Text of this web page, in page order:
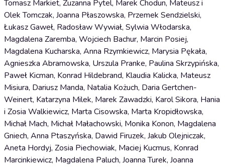
Tomasz Markiet, Zuzanna Pytel, Marek Chodun, Mateusz i
Olek Tomczak, Joanna Płaszowska, Przemek Sendzielski,
Łukasz Gaweł, Radosław Wywiał, Sylwia Włodarska,
Magdalena Zaremba, Wojciech Bachur, Marcin Posiej,
Magdalena Kucharska, Anna Rzymkiewicz, Marysia Pękała,
Agnieszka Abramowska, Urszula Pranke, Paulina Skrzypińska,
Paweł Kicman, Konrad Hildebrand, Klaudia Kalicka, Mateusz
Misiura, Dariusz Manda, Natalia Kożuch, Daria Gertchen-
Weinert, Katarzyna Milek, Marek Zawadzki, Karol Sikora, Hania
i Zosia Walkiewicz, Marta Cisowska, Marta Kropidłowska,
Michał Mach, Michał Małachowski, Monika Konon, Magdalena
Gniech, Anna Ptaszyńska, Dawid Firuzek, Jakub Olejniczak,
Aneta Hordyj, Zosia Piechowiak, Maciej Kucmus, Konrad
Marcinkiewicz, Magdalena Paluch, Joanna Turek, Joanna